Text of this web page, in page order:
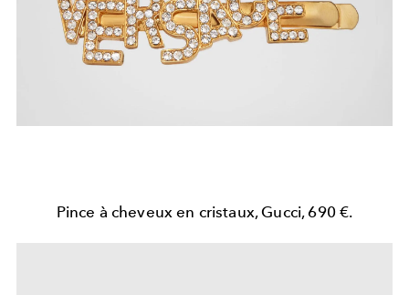
Pince à cheveux en cristaux, Gucci, 690 €.